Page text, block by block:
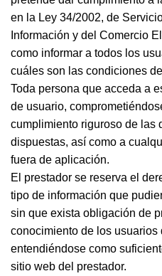
en la Ley 34/2002, de
Información y del Comercio
como informar a todos los
cuáles son las condiciones
Toda persona que acceda a
de usuario,
cumplimiento riguroso de las
dispuestas, así como a
fuera de aplicación.
El prestador se reserva el
tipo de información que
sin que exista obligación de
conocimiento de los
entendiéndose como
sitio web del prestador.